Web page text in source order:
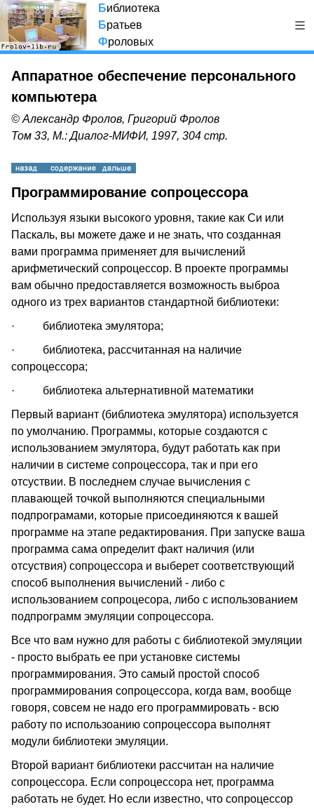
Библиотека
Братьев
Фроловых
Аппаратное обеспечение персонального
компьютера
© Александр Фролов, Григорий Фролов
Том 33, М.: Диалог-МИФИ, 1997, 304 стр.
Программирование сопроцессора
Используя языки высокого уровня, такие как Си или
Паскаль, вы можете даже и не знать, что созданная
вами программа применяет для вычислений
арифметический сопроцессор. В проекте программы
вам обычно предоставляется возможность выброа
одного из трех вариантов стандартной библиотеки:
· библиотека эмулятора;
· библиотека, рассчитанная на наличие
сопроцессора;
· библиотека альтернативной математики
Первый вариант (библиотека эмулятора) используется
по умолчанию. Программы, которые создаются с
использованием эмулятора, будут работать как при
наличии в системе сопроцессора, так и при его
отсуствии. В последнем случае вычисления с
плавающей точкой выполняются специальными
подпрограмами, которые присоединяются к вашей
программе на этапе редактирования. При запуске ваша
программа сама определит факт наличия (или
отсуствия) сопроцессора и выберет соответствующий
способ выполнения вычислений - либо с
использованием сопроцесора, либо с использованием
подпрограмм эмуляции сопроцессора.
Все что вам нужно для работы с библиотекой эмуляции
- просто выбрать ее при установке системы
программирования. Это самый простой способ
программирования сопроцессора, когда вам, вообще
говоря, совсем не надо его программировать - всю
работу по использоанию сопроцессора выполнят
модули библиотеки эмуляции.
Второй вариант библиотеки рассчитан на наличие
сопроцессора. Если сопроцессора нет, программа
работать не будет. Но если известно, что сопроцессор